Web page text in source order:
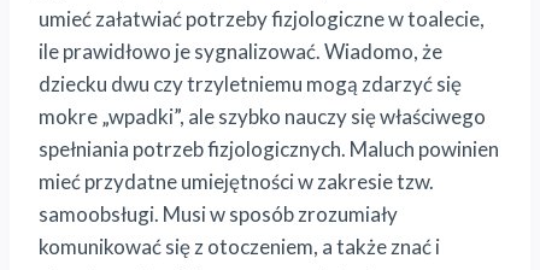
umieć załatwiać potrzeby fizjologiczne w toalecie,
ile prawidłowo je sygnalizować. Wiadomo, że
dziecku dwu czy trzyletniemu mogą zdarzyć się
mokre „wpadki”, ale szybko nauczy się właściwego
spełniania potrzeb fizjologicznych. Maluch powinien
mieć przydatne umiejętności w zakresie tzw.
samoobsługi. Musi w sposób zrozumiały
komunikować się z otoczeniem, a także znać i